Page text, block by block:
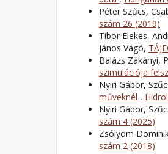
Péter Szűcs,
szám 26 (2019)
Tibor Elekes,
János Vágó,
Balázs Zákányi,
szimulációja
Nyiri Gábor,
műveknél ,
Nyiri Gábor,
szám 4 (2025)
Zsólyom
szám 2 (2018)